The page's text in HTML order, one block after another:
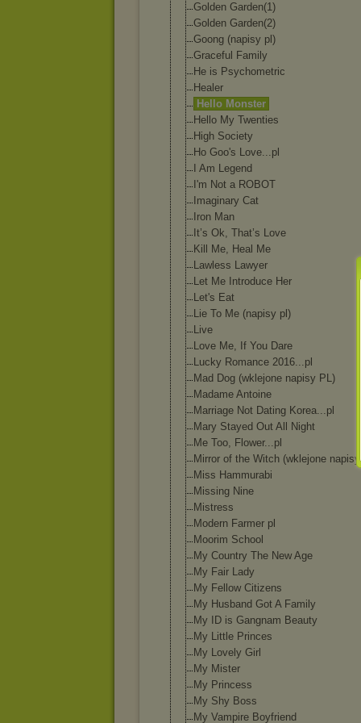
Golden Garden(1)
Golden Garden(2)
Goong (napisy pl)
Graceful Family
He is Psychometric
Healer
Hello Monster
Hello My Twenties
High Society
Ho Goo's Love...pl
I Am Legend
I'm Not a ROBOT
Imaginary Cat
Iron Man
It’s Ok, That’s Love
Kill Me, Heal Me
Lawless Lawyer
Let Me Introduce Her
Let's Eat
Lie To Me (napisy pl)
Live
Love Me, If You Dare
Lucky Romance 2016...pl
Mad Dog (wklejone napisy PL)
Madame Antoine
Marriage Not Dating Korea...pl
Mary Stayed Out All Night
Me Too, Flower...pl
Mirror of the Witch (wklejone napisy
Miss Hammurabi
Missing Nine
Mistress
Modern Farmer pl
Moorim School
My Country The New Age
My Fair Lady
My Fellow Citizens
My Husband Got A Family
My ID is Gangnam Beauty
My Little Princes
My Lovely Girl
My Mister
My Princess
My Shy Boss
My Vampire Boyfriend